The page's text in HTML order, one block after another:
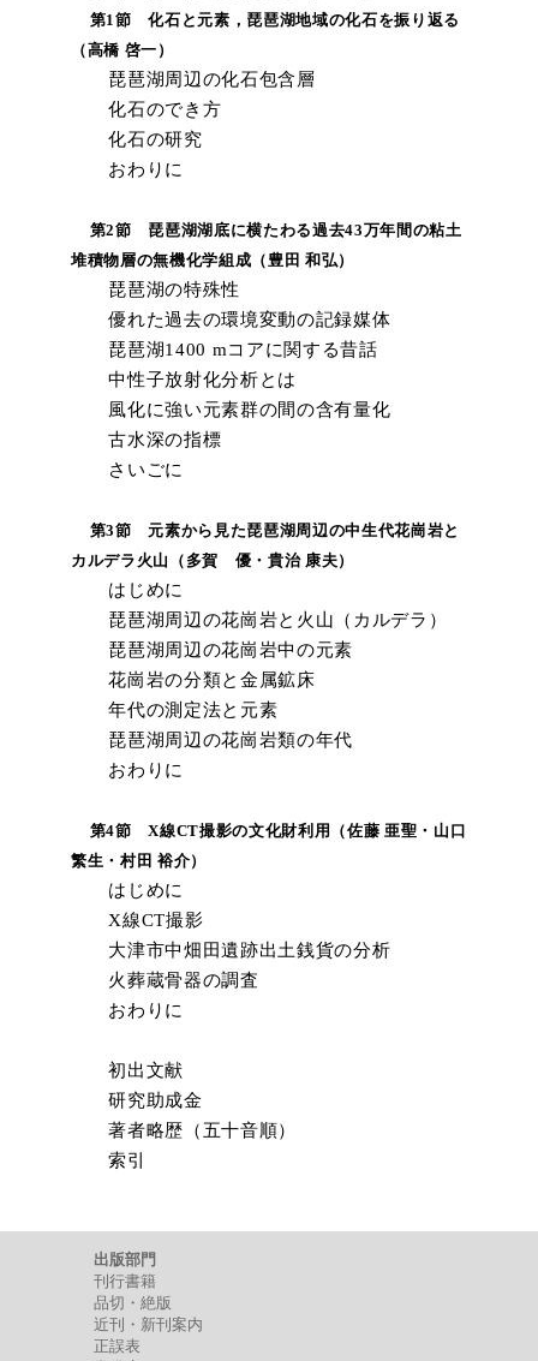
第1節 化石と元素，琵琶湖地域の化石を振り返る
（高橋 啓一）
琵琶湖周辺の化石包含層
化石のでき方
化石の研究
おわりに
第2節 琵琶湖湖底に横たわる過去43万年間の粘土
堆積物層の無機化学組成（豊田 和弘）
琵琶湖の特殊性
優れた過去の環境変動の記録媒体
琵琶湖1400 mコアに関する昔話
中性子放射化分析とは
風化に強い元素群の間の含有量化
古水深の指標
さいごに
第3節 元素から見た琵琶湖周辺の中生代花崗岩と
カルデラ火山（多賀 優・貴治 康夫）
はじめに
琵琶湖周辺の花崗岩と火山（カルデラ）
琵琶湖周辺の花崗岩中の元素
花崗岩の分類と金属鉱床
年代の測定法と元素
琵琶湖周辺の花崗岩類の年代
おわりに
第4節 X線CT撮影の文化財利用（佐藤 亜聖・山口
繁生・村田 裕介）
はじめに
X線CT撮影
大津市中畑田遺跡出土銭貨の分析
火葬蔵骨器の調査
おわりに
初出文献
研究助成金
著者略歴（五十音順）
索引
出版部門
刊行書籍
品切・絶版
近刊・新刊案内
正誤表